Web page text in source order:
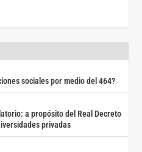
sociales por medio del 464?
a propósito del Real Decreto
privadas